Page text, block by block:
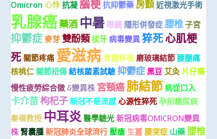
Omicron 心悸 抗凝 腦梗 抗抑鬱藥 房顫近視激光手術
乳腺癌藥酒 中暑 眼鏡 隱形併發症 腰椎子宮
抑鬱症 麥芽 雙酚類拔牙 病毒變異 猝死心肌梗
死 關節疼痛 愛滋病 骨髓移植 磨玻璃結節 腰腿痛
核桃仁 關節扭傷 結核菌素試驗 抑鬱症黑豆 艾灸 片仔癀
慢性疲勞綜合徵 δ變異株 宮頸癌肺結節 病從口入
卡介苗枸杞子新冠不是流感心源性猝死 孕前糖尿病
秦嶺教授 中耳炎醫學驗光 新冠病毒OMICRON變異
株 腎囊腫 新冠肺炎全球流行 壓瘡 生薑 腰突症 山藥 腰椎